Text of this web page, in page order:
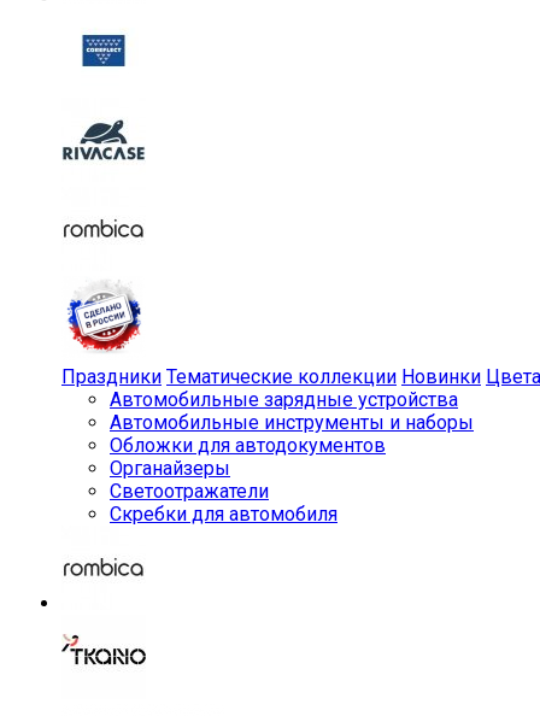
Праздники Тематические коллекции Новинки Цвета
Автомобильные зарядные устройства
Автомобильные инструменты и наборы
Обложки для автодокументов
Органайзеры
Светоотражатели
Скребки для автомобиля